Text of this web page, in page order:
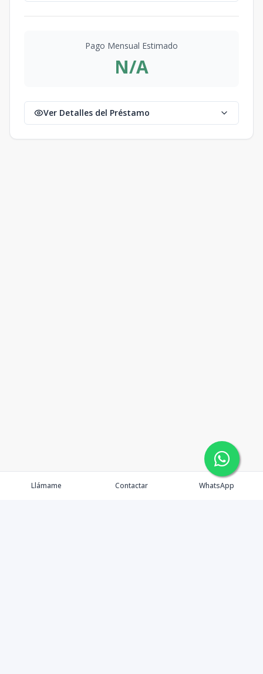
Pago Mensual Estimado
N/A
Ver Detalles del Préstamo
Llámame Contactar WhatsApp